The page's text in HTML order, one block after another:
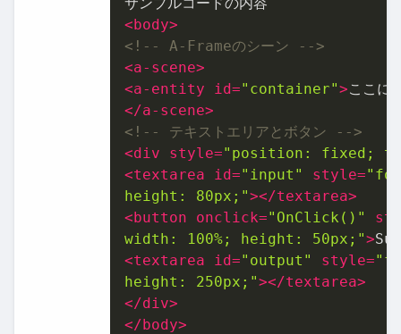
<body>
<!-- A-Frameのシーン -->
<a-scene>
<a-entity id="container">ここに
</a-scene>
<!-- テキストエリアとボタン -->
<div style="position: fixed;
<textarea id="input" style=
height: 80px;"></textarea>
<button onclick="OnClick()"
width: 100%; height: 50px;">
<textarea id="output" style=
height: 250px;"></textarea>
</div>
</body>